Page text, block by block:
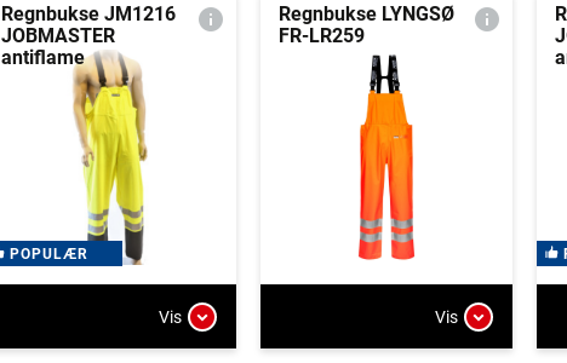
Regnbukse JM1216
JOBMASTER
antiflame
POPULÆR
Vis
Regnbukse LYNGSØ
FR-LR259
Vis